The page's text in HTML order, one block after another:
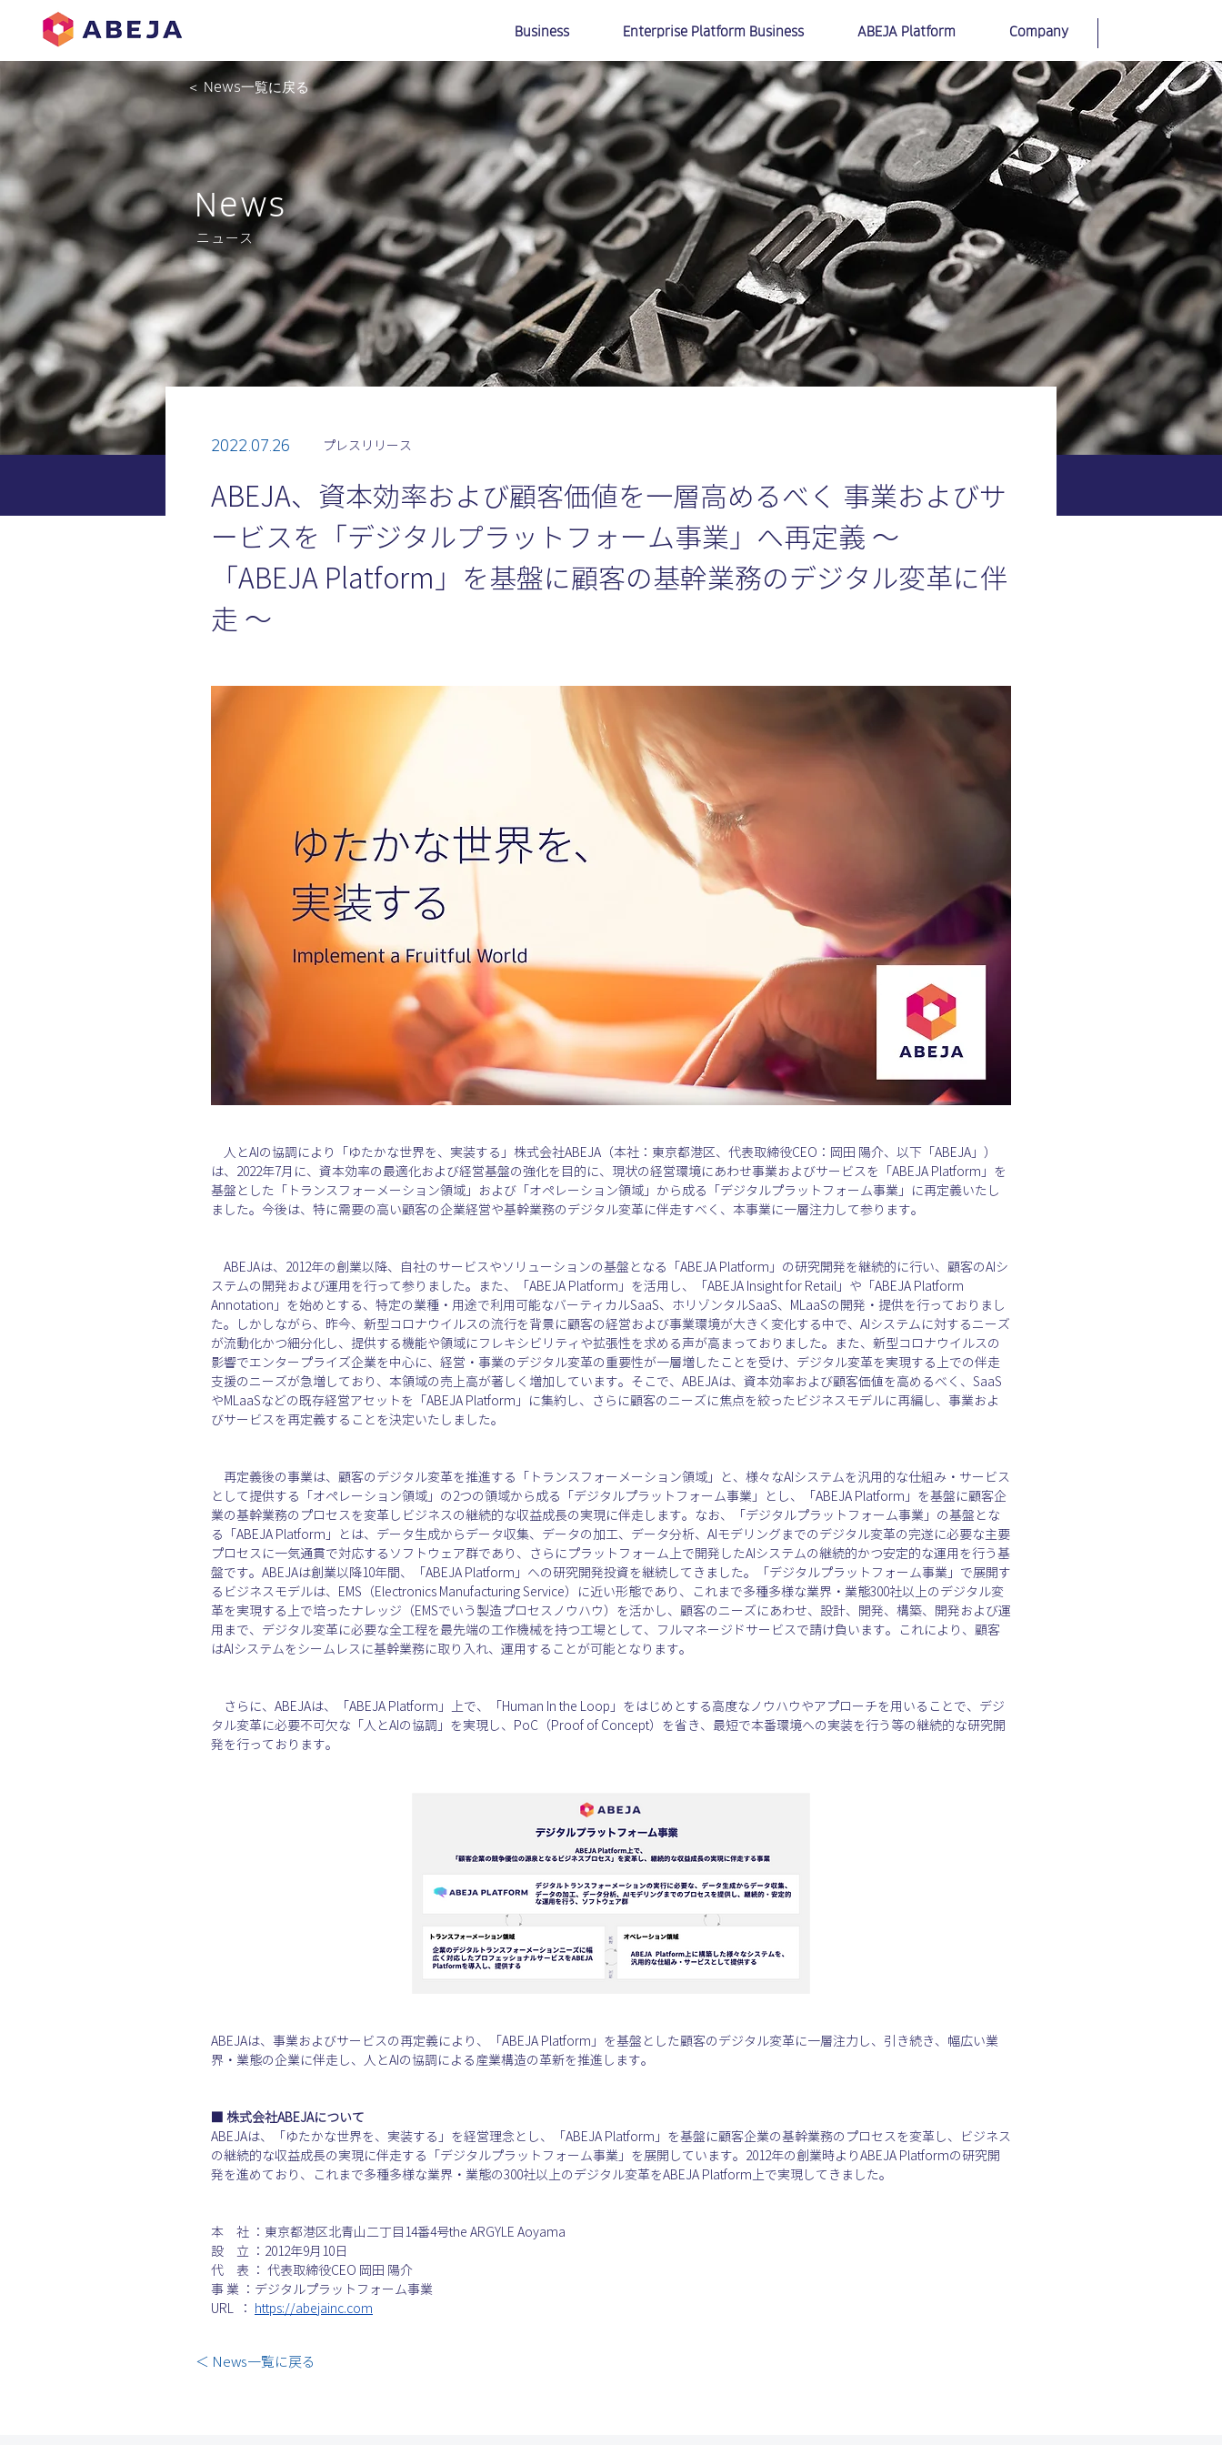
Business Enterprise Platform Business ABEJA Platform Company
＜ News一覧に戻る
News
ニュース
2022.07.26 プレスリリース
ABEJA、資本効率および顧客価値を一層高めるべく 事業およびサ
ービスを「デジタルプラットフォーム事業」へ再定義 〜
「ABEJA Platform」を基盤に顧客の基幹業務のデジタル変革に伴
走 〜
人とAIの協調により「ゆたかな世界を、実装する」株式会社ABEJA（本社：東京都港区、代表取締役CEO：岡田 陽介、以下「ABEJA」）
は、2022年7月に、資本効率の最適化および経営基盤の強化を目的に、現状の経営環境にあわせ事業およびサービスを「ABEJA Platform」を
基盤とした「トランスフォーメーション領域」および「オペレーション領域」から成る「デジタルプラットフォーム事業」に再定義いたし
ました。今後は、特に需要の高い顧客の企業経営や基幹業務のデジタル変革に伴走すべく、本事業に一層注力して参ります。
ABEJAは、2012年の創業以降、自社のサービスやソリューションの基盤となる「ABEJA Platform」の研究開発を継続的に行い、顧客のAIシ
ステムの開発および運用を行って参りました。また、「ABEJA Platform」を活用し、「ABEJA Insight for Retail」や「ABEJA Platform
Annotation」を始めとする、特定の業種・用途で利用可能なバーティカルSaaS、ホリゾンタルSaaS、MLaaSの開発・提供を行っておりまし
た。しかしながら、昨今、新型コロナウイルスの流行を背景に顧客の経営および事業環境が大きく変化する中で、AIシステムに対するニーズ
が流動化かつ細分化し、提供する機能や領域にフレキシビリティや拡張性を求める声が高まっておりました。また、新型コロナウイルスの
影響でエンタープライズ企業を中心に、経営・事業のデジタル変革の重要性が一層増したことを受け、デジタル変革を実現する上での伴走
支援のニーズが急増しており、本領域の売上高が著しく増加しています。そこで、ABEJAは、資本効率および顧客価値を高めるべく、SaaS
やMLaaSなどの既存経営アセットを「ABEJA Platform」に集約し、さらに顧客のニーズに焦点を絞ったビジネスモデルに再編し、事業およ
びサービスを再定義することを決定いたしました。
再定義後の事業は、顧客のデジタル変革を推進する「トランスフォーメーション領域」と、様々なAIシステムを汎用的な仕組み・サービス
として提供する「オペレーション領域」の2つの領域から成る「デジタルプラットフォーム事業」とし、「ABEJA Platform」を基盤に顧客企
業の基幹業務のプロセスを変革しビジネスの継続的な収益成長の実現に伴走します。なお、「デジタルプラットフォーム事業」の基盤とな
る「ABEJA Platform」とは、データ生成からデータ収集、データの加工、データ分析、AIモデリングまでのデジタル変革の完遂に必要な主要
プロセスに一気通貫で対応するソフトウェア群であり、さらにプラットフォーム上で開発したAIシステムの継続的かつ安定的な運用を行う基
盤です。ABEJAは創業以降10年間、「ABEJA Platform」への研究開発投資を継続してきました。「デジタルプラットフォーム事業」で展開す
るビジネスモデルは、EMS（Electronics Manufacturing Service）に近い形態であり、これまで多種多様な業界・業態300社以上のデジタル変
革を実現する上で培ったナレッジ（EMSでいう製造プロセスノウハウ）を活かし、顧客のニーズにあわせ、設計、開発、構築、開発および運
用まで、デジタル変革に必要な全工程を最先端の工作機械を持つ工場として、フルマネージドサービスで請け負います。これにより、顧客
はAIシステムをシームレスに基幹業務に取り入れ、運用することが可能となります。
さらに、ABEJAは、「ABEJA Platform」上で、「Human In the Loop」をはじめとする高度なノウハウやアプローチを用いることで、デジ
タル変革に必要不可欠な「人とAIの協調」を実現し、PoC（Proof of Concept）を省き、最短で本番環境への実装を行う等の継続的な研究開
発を行っております。
ABEJAは、事業およびサービスの再定義により、「ABEJA Platform」を基盤とした顧客のデジタル変革に一層注力し、引き続き、幅広い業
界・業態の企業に伴走し、人とAIの協調による産業構造の革新を推進します。
■ 株式会社ABEJAについて
ABEJAは、「ゆたかな世界を、実装する」を経営理念とし、「ABEJA Platform」を基盤に顧客企業の基幹業務のプロセスを変革し、ビジネス
の継続的な収益成長の実現に伴走する「デジタルプラットフォーム事業」を展開しています。2012年の創業時よりABEJA Platformの研究開
発を進めており、これまで多種多様な業界・業態の300社以上のデジタル変革をABEJA Platform上で実現してきました。
本　社 ：東京都港区北青山二丁目14番4号the ARGYLE Aoyama
設　立 ：2012年9月10日
代　表 ： 代表取締役CEO 岡田 陽介
事 業 ：デジタルプラットフォーム事業
URL  ：
https://abejainc.com
＜ News一覧に戻る